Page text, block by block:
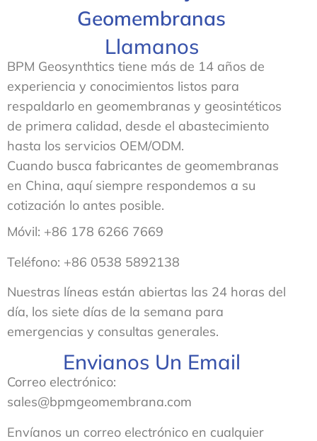
Geomembranas
Llamanos
BPM Geosynthtics tiene más de 14 años de
experiencia y conocimientos listos para
respaldarlo en geomembranas y geosintéticos
de primera calidad, desde el abastecimiento
hasta los servicios OEM/ODM.
Cuando busca fabricantes de geomembranas
en China, aquí siempre respondemos a su
cotización lo antes posible.
Móvil: +86 178 6266 7669
Teléfono: +86 0538 5892138
Nuestras líneas están abiertas las 24 horas del
día, los siete días de la semana para
emergencias y consultas generales.
Envianos Un Email
Correo electrónico:
sales@bpmgeomembrana.com
Envíanos un correo electrónico en cualquier